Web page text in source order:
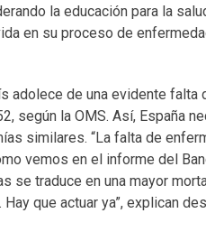
la educación para la
en su proceso de
adolece de una evidente
según la OMS. Así, España
similares. “La falta de
vemos en el informe del
se traduce en una mayor
que actuar ya”, explican